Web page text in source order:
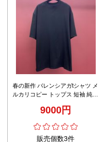
春の新作 バレンシアガtシャツ メ
ルカリコピー トップス 短袖 純綿
9000円
販売個数3件